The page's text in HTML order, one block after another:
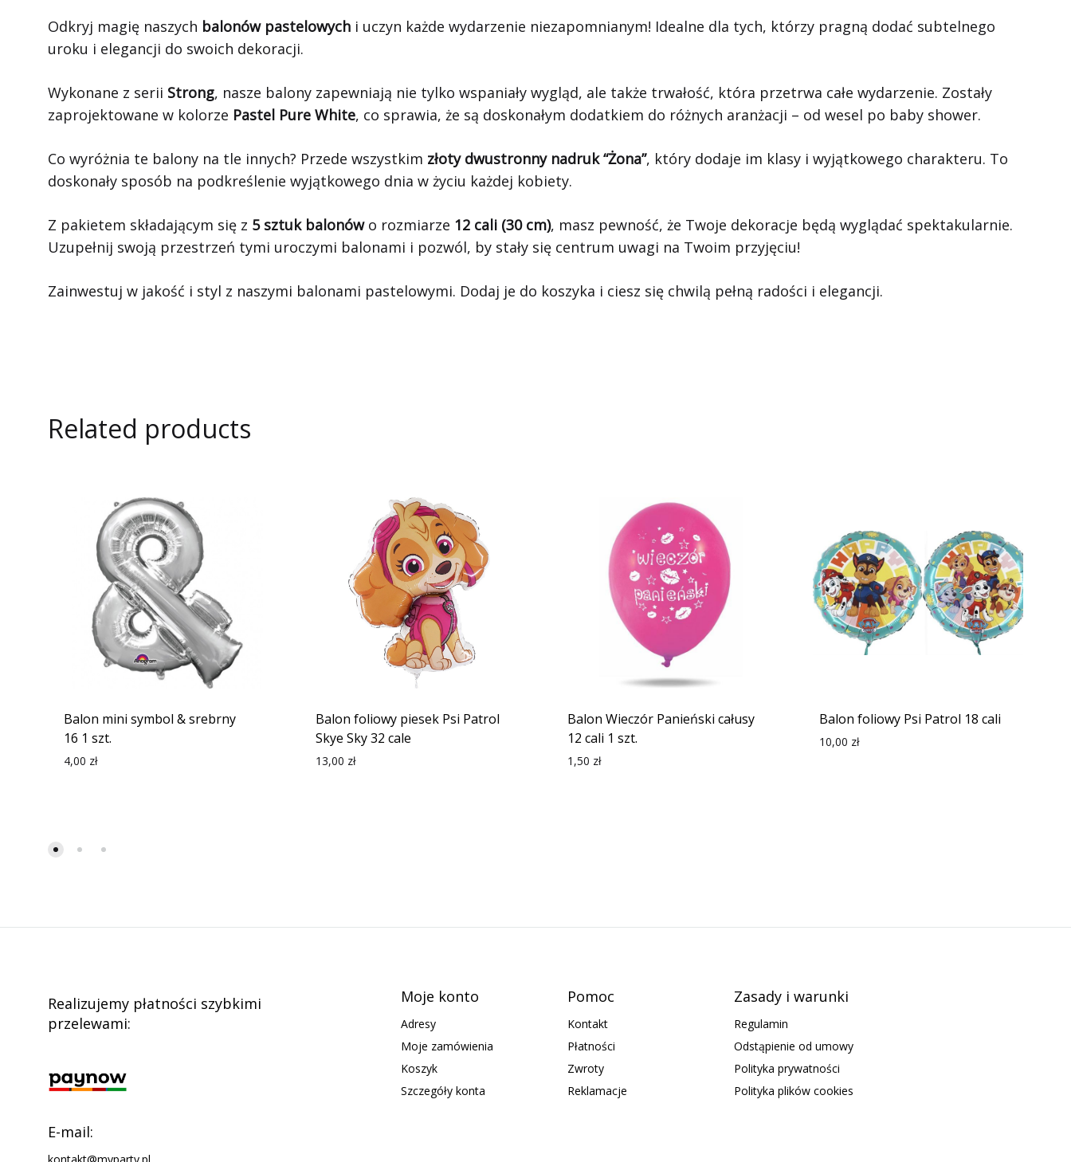
Odkryj magię naszych balonów pastelowych i uczyn każde wydarzenie niezapomnianym! Idealne dla tych, którzy pragną dodać subtelnego
uroku i elegancji do swoich dekoracji.
Wykonane z serii Strong, nasze balony zapewniają nie tylko wspaniały wygląd, ale także trwałość, która przetrwa całe wydarzenie. Zostały
zaprojektowane w kolorze Pastel Pure White, co sprawia, że są doskonałym dodatkiem do różnych aranżacji – od wesel po baby shower.
Co wyróżnia te balony na tle innych? Przede wszystkim złoty dwustronny nadruk “Żona”, który dodaje im klasy i wyjątkowego charakteru. To
doskonały sposób na podkreślenie wyjątkowego dnia w życiu każdej kobiety.
Z pakietem składającym się z 5 sztuk balonówo rozmiarze 12 cali (30 cm), masz pewność, że Twoje dekoracje będą wyglądać spektakularnie.
Uzupełnij swoją przestrzeń tymi uroczymi balonami i pozwól, by stały się centrum uwagi na Twoim przyjęciu!
Zainwestuj w jakość i styl z naszymi balonami pastelowymi. Dodaj je do koszyka i ciesz się chwilą pełną radości i elegancji.
Related products
Balon mini symbol & srebrny
16 1 szt.
4,00 zł
Balon foliowy piesek Psi Patrol
Skye Sky 32 cale
13,00 zł
Balon Wieczór Panieński całusy
12 cali 1 szt.
1,50 zł
Balon foliowy Psi Patrol 18 cali
10,00 zł
Realizujemy płatności szybkimi
przelewami:
E-mail:
Moje konto
Adresy
Moje zamówienia
Koszyk
Szczegóły konta
Pomoc
Kontakt
Płatności
Zwroty
Reklamacje
Zasady i warunki
Regulamin
Odstąpienie od umowy
Polityka prywatności
Polityka plików cookies